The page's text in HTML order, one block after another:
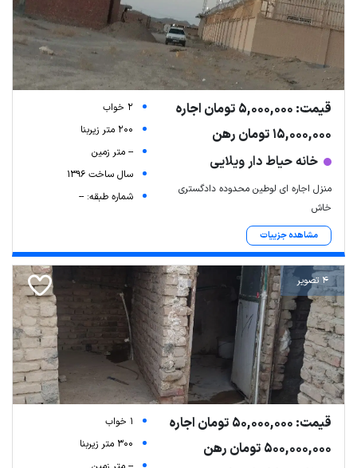
قیمت: 5,000,000 تومان اجاره
15,000,000 تومان رهن
خانه حیاط دار ویلایی
منزل اجاره ای لوطین محدوده دادگستری
خاش
مشاهده جزییات
2 خواب
200 متر زیربنا
-- متر زمین
سال ساخت 1396
شماره طبقه: --
4 تصویر
قیمت: 50,000,000 تومان اجاره
500,000,000 تومان رهن
1 خواب
300 متر زیربنا